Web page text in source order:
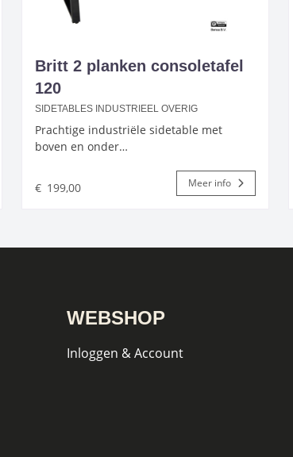
Britt 2 planken consoletafel
120
SIDETABLES INDUSTRIEEL OVERIG
Prachtige industriële sidetable met
boven en onder…
€ 199,00 Meer info
WEBSHOP
Inloggen & Account